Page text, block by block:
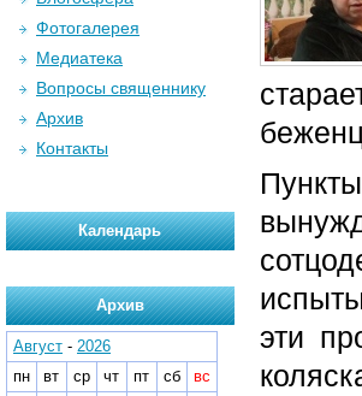
эти
Фотогалерея
Медиатека
Вопросы священнику
Архив
Контакты
Календарь
Архив
Август - 2026
пн
вт ср чт пт сб
вс